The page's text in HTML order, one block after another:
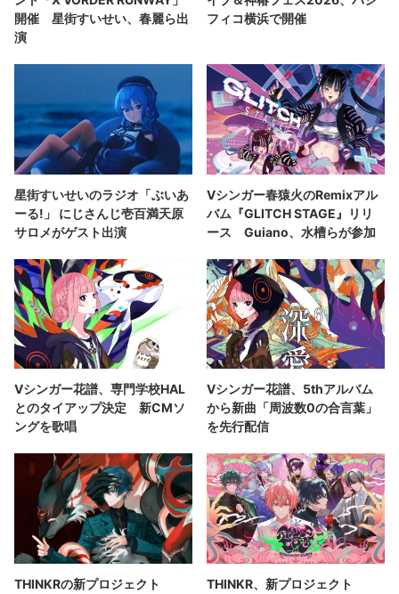
開催 星街すいせい、春麗ら出
演
フィコ横浜で開催
星街すいせいのラジオ「ぶいあ
ーる!」 にじさんじ壱百満天原
サロメがゲスト出演
Vシンガー春猿火のRemixアル
バム『GLITCH STAGE』リリ
ース Guiano、水槽らが参加
Vシンガー花譜、専門学校HAL
とのタイアップ決定 新CMソ
ングを歌唱
Vシンガー花譜、5thアルバム
から新曲「周波数0の合言葉」
を先行配信
THINKRの新プロジェクト
THINKR、新プロジェクト